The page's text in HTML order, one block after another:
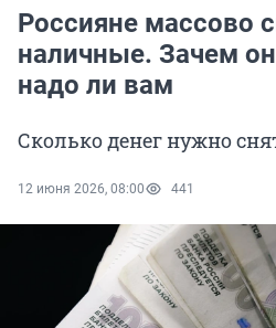
Россияне массово
наличные. Зачем
надо ли вам
Сколько денег нужно
12 июня 2026, 08:00 441